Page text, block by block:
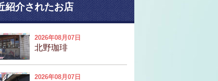
紹介されたお店
2026年08月07日
北野珈琲
2026年08月07日